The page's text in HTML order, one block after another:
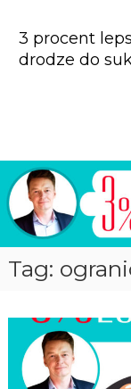
n
e
n
3 procent
drodze do
Tag: